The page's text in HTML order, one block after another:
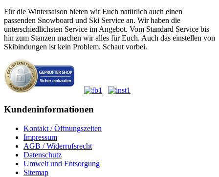
Für die Wintersaison bieten wir Euch natürlich auch einen
passenden Snowboard und Ski Service an. Wir haben die
unterschiedlichsten Service im Angebot. Vom Standard Service bis
hin zum Stanzen machen wir alles für Euch. Auch das einstellen von
Skibindungen ist kein Problem. Schaut vorbei.
Kundeninformationen
Kontakt / Öffnungszeiten
Impressum
AGB / Widerrufsrecht
Datenschutz
Umwelt und Entsorgung
Sitemap